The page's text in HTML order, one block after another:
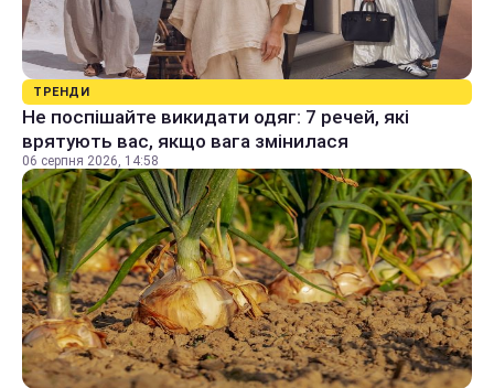
ТРЕНДИ
Не поспішайте викидати одяг: 7 речей, які
врятують вас, якщо вага змінилася
06 серпня 2026, 14:58